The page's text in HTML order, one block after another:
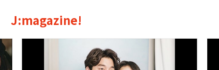
J:magazine!